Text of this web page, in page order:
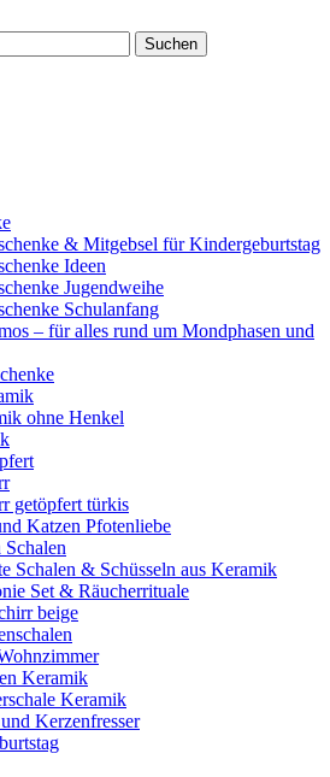
& Mitgebsel für Kindergeburtstag
Ideen
Jugendweihe
Schulanfang
– für alles rund um Mondphasen und
ohne Henkel
getöpfert türkis
Katzen Pfotenliebe
Schalen
Schalen & Schüsseln aus Keramik
Set & Räucherrituale
beige
Keramik
Keramik
Kerzenfresser